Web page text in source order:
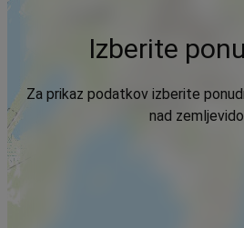
Izberite
Za prikaz podatkov izberite
nad